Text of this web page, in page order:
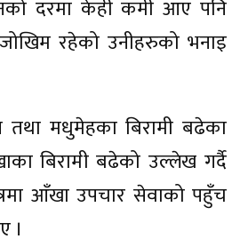
दरमा केही कमी आए पनि
रहेको उनीहरुको भनाइ
मधुमेहका बिरामी बढेका
बिरामी बढेको उल्लेख गर्दै
आँखा उपचार सेवाको पहुँच
।